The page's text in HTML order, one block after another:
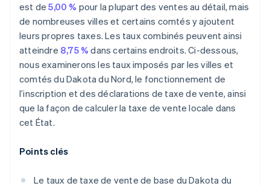
est de5,00 % pour la plupart des ventes au détail, mais
de nombreuses villes et certains comtés y ajoutent
leurs propres taxes. Les taux combinés peuvent ainsi
atteindre 8,75 % dans certains endroits. Ci-dessous,
nous examinerons les taux imposés par les villes et
comtés du Dakota du Nord, le fonctionnement de
l’inscription et des déclarations de taxe de vente, ainsi
que la façon de calculer la taxe de vente locale dans
cet État.
Points clés
Le taux de taxe de vente de base du Dakota du